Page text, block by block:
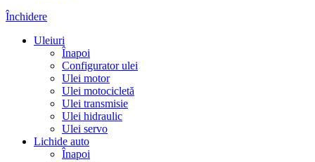
Închidere
Uleiuri
Înapoi
Configurator ulei
Ulei motor
Ulei motocicletă
Ulei transmisie
Ulei hidraulic
Ulei servo
Lichide auto
Înapoi